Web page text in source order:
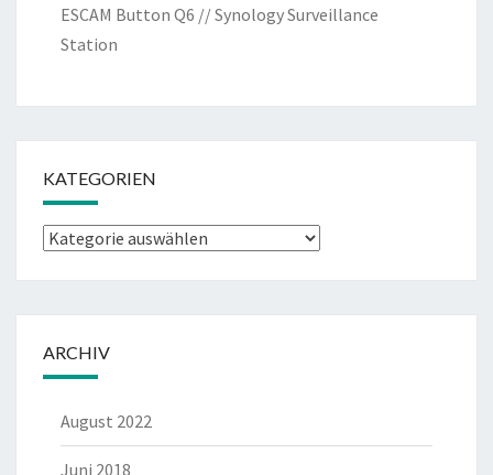
ESCAM Button Q6 // Synology Surveillance
Station
KATEGORIEN
Kategorien
ARCHIV
August 2022
Juni 2018